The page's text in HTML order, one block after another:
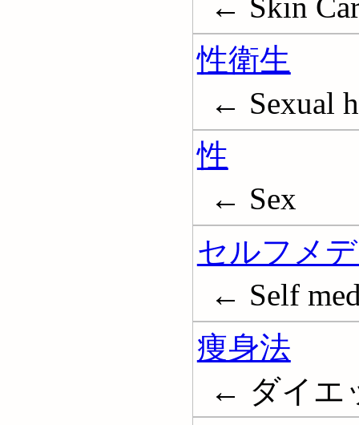
← Skin
性衛生
← Sexual
性
← Sex
セルフメ
← Self
痩身法
← ダイエ